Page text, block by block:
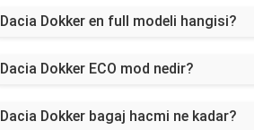
Dacia Dokker en full modeli hangisi?
Dacia Dokker ECO mod nedir?
Dacia Dokker bagaj hacmi ne kadar?